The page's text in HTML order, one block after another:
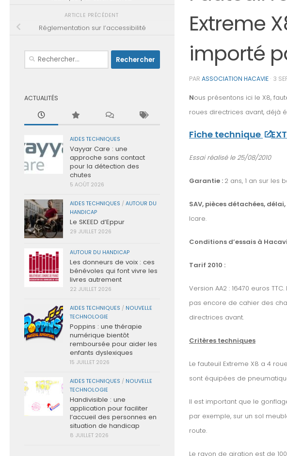
Extreme
importé
PAR ASSOCIATION HACAVIE · 3
Nous présentons ici le X8,
roues directrices avant, déjà
Fiche technique
Essai réalisé le 25/08/2010
Garantie : 2 ans, 1 an sur les
SAV, pièces détachées,
Icare.
Conditions d’essais à
Tarif 2010 :
Version AA2 : 16470 euros
pas encore de cahier des
directrices avant.
Critères techniques
Le fauteuil Extreme X8 a 4
sont équipées de
Il est important que le
par exemple, sur un sol
route.
Le rayon de giration est de
ARTICLE PRÉCÉDENT
Réglementation sur l’accessibilité
Rechercher :
ACTUALITÉS
AIDES TECHNIQUES
Vayyar Care : une
approche sans contact
pour la détection des
chutes
5 AOÛT 2026
AIDES TECHNIQUES / AUTOUR DU
HANDICAP
Le SKEED d’Eppur
29 JUILLET 2026
AUTOUR DU HANDICAP
Les donneurs de voix : ces
bénévoles qui font vivre les
livres autrement
22 JUILLET 2026
AIDES TECHNIQUES / NOUVELLE
TECHNOLOGIE
Poppins : une thérapie
numérique bientôt
remboursée pour aider les
enfants dyslexiques
15 JUILLET 2026
AIDES TECHNIQUES / NOUVELLE
TECHNOLOGIE
Handivisible : une
application pour faciliter
l’accueil des personnes en
situation de handicap
8 JUILLET 2026